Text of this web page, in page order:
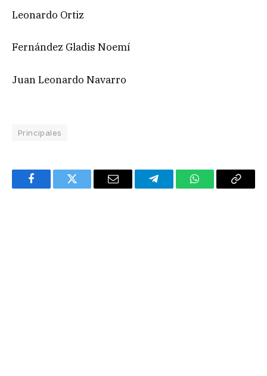
Leonardo Ortiz
Fernández Gladis Noemí
Juan Leonardo Navarro
Principales
FacebookTwitter Email TelegramWhatsAppCopy